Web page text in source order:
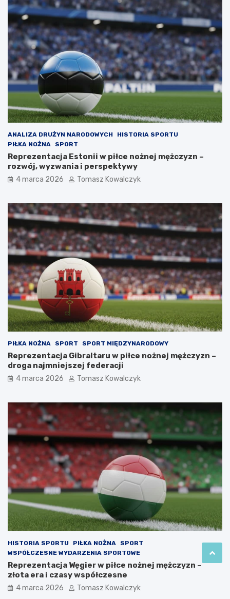
ANALIZA DRUŻYN NARODOWYCH
HISTORIA SPORTU
PIŁKA NOŻNA
SPORT
Reprezentacja Estonii w piłce nożnej mężczyzn –
rozwój, wyzwania i perspektywy
4 marca 2026 Tomasz Kowalczyk
PIŁKA NOŻNA SPORT SPORT MIĘDZYNARODOWY
Reprezentacja Gibraltaru w piłce nożnej mężczyzn –
droga najmniejszej federacji
4 marca 2026 Tomasz Kowalczyk
HISTORIA SPORTU PIŁKA NOŻNA
SPORT
WSPÓŁCZESNE WYDARZENIA SPORTOWE
Reprezentacja Węgier w piłce nożnej mężczyzn –
złota era i czasy współczesne
4 marca 2026 Tomasz Kowalczyk